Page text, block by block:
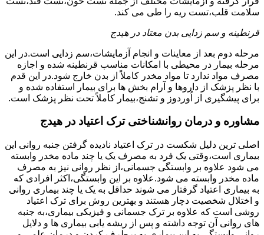
سلامت قلب،تست ریه را طی می کند.
قرنطینه و سم زدایی بدن معتاد در هیدج
مرحله دوم بعد از معاینات و انجام آزمایشات،سم زدایی است.در این
مرحله بیمار در محیطی با امکانات مناسب قرنطینه شده و اجازه
مصرف مواد ندارد تا مواد مخدر کاملاً از بدن خارج شود.در این قدم
با نظر پزشک از داروها و آرام بخش ها برای بیمار استفاده شده و
برای پیشگیری از اُوردوز و تشنج،بیمار کاملاً تحت نظر پزشک است.
مشاوره و درمان روانشناختی ترک اعتیاد در هیدج
اصلی ترین دلیل شکست در ترک اعتیاد نادیده گرفتن جنبه روانی این
بیماری است،وقتی یک فرد به مصرف یک یا چند ماده مخدر وابسته
می شود علاوه بر وابستگی جسمانی،از نظر روانی نیز به مصرف
ماده مخدر وابسته می شود.علاوه بر این وابستگی،اکثر افرادی که
به بیماری اعتیاد گرفتار می شوند حداقل به یک یا چند بیماری روانی
و اختلال شخصیت دچار هستند و بهترین روش برای ترک اعتیاد
روشی است که علاوه بر ترک جسمانی و فیزیکی بیماری،به جنبه
های روانی آن توجه داشته و پس از ریشه یابی بیماری ها و دلایل